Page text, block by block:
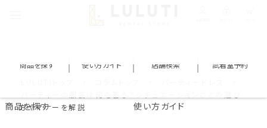
方やマナーを解説
商品を探す 使い方ガイド 店舗検索 試着室予約
商品を探す 使い方ガイド